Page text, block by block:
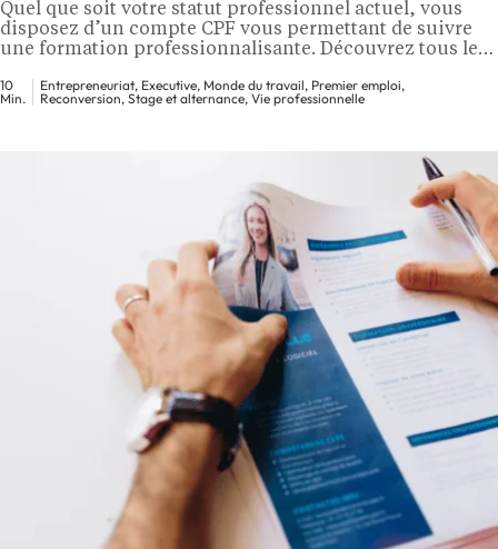
Quel que soit votre statut professionnel actuel, vous
disposez d’un compte CPF vous permettant de suivre
une formation professionnalisante. Découvrez tous les
article, quel est le montant de vos droits ainsi que les
formations éligibles au CPF en . C’est quoi un compte
10
Min.
Entrepreneuriat, Executive, Monde du travail, Premier emploi,
Reconversion, Stage et alternance, Vie professionnelle